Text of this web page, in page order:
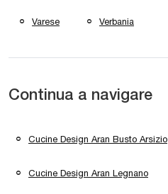
Varese Verbania
Continua a navigare
Cucine Design Aran Busto Arsizio
Cucine Design Aran Legnano